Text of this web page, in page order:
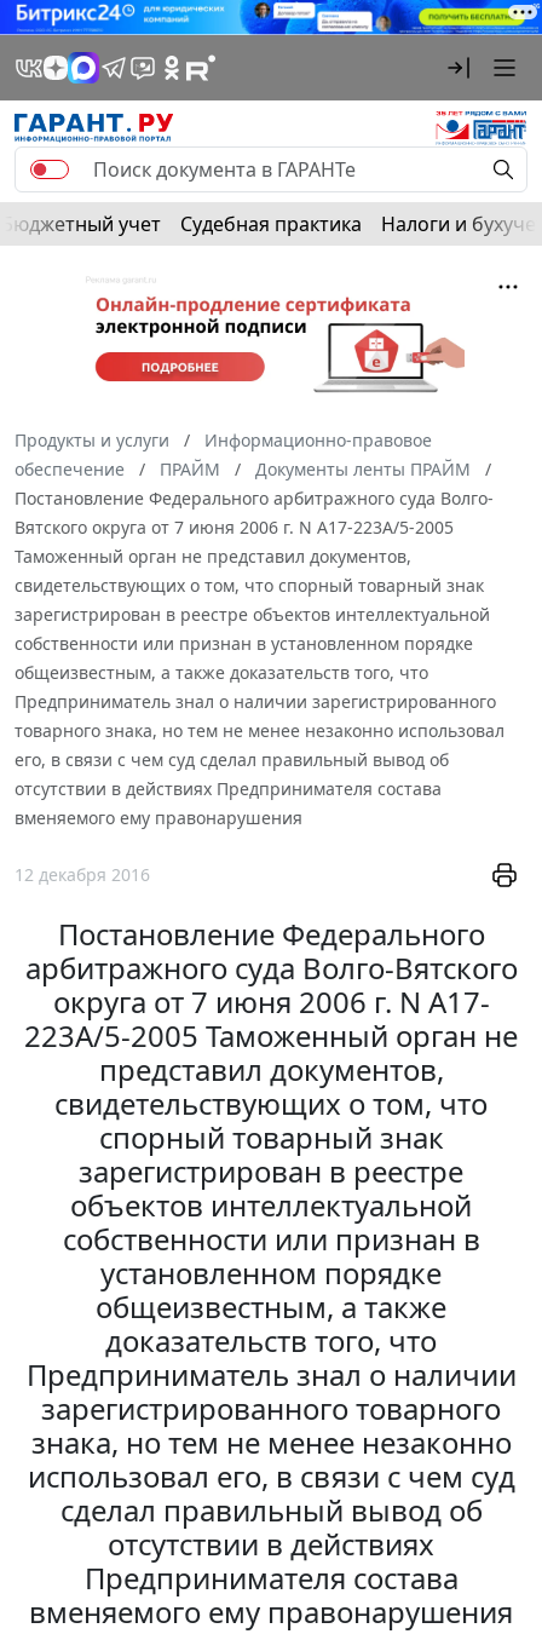
Бюджетный учет Судебная практика Налоги и
Продукты и услуги
Информационно-правовое
обеспечение
ПРАЙМ
Документы ленты ПРАЙМ
Постановление Федерального арбитражного суда Волго-
Вятского округа от 7 июня 2006 г. N А17-223А/5-2005
Таможенный орган не представил документов,
свидетельствующих о том, что спорный товарный знак
зарегистрирован в реестре объектов интеллектуальной
собственности или признан в установленном порядке
общеизвестным, а также доказательств того, что
Предприниматель знал о наличии зарегистрированного
товарного знака, но тем не менее незаконно использовал
его, в связи с чем суд сделал правильный вывод об
отсутствии в действиях Предпринимателя состава
вменяемого ему правонарушения
12 декабря 2016
Постановление Федерального
арбитражного суда Волго-Вятского
округа от 7 июня 2006 г. N А17-
223А/5-2005 Таможенный орган не
представил документов,
свидетельствующих о том, что
спорный товарный знак
зарегистрирован в реестре
объектов интеллектуальной
собственности или признан в
установленном порядке
общеизвестным, а также
доказательств того, что
Предприниматель знал о наличии
зарегистрированного товарного
знака, но тем не менее незаконно
использовал его, в связи с чем суд
сделал правильный вывод об
отсутствии в действиях
Предпринимателя состава
вменяемого ему правонарушения